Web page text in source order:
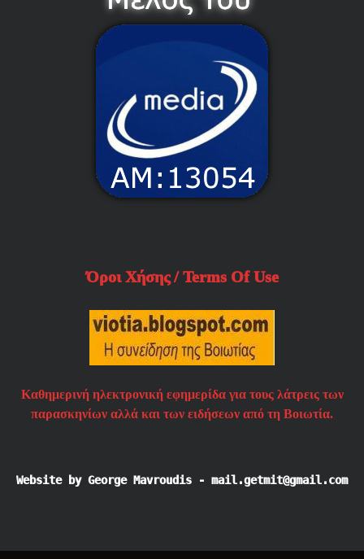
Όροι Χήσης / Terms Of Use
Καθημερινή ηλεκτρονική εφημερίδα για τους λάτρεις των
παρασκηνίων αλλά και των ειδήσεων από τη Βοιωτία.
Website by George Mavroudis - mail.getmit@gmail.com